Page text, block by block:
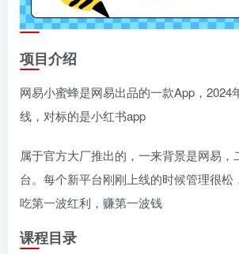
项目介绍
网易小蜜蜂是网易出品的一款App，2024
线，对标的是小红书app
属于官方大厂推出的，一来背景是网易，
台。每个新平台刚刚上线的时候管理很松
吃第一波红利，赚第一波钱
课程目录